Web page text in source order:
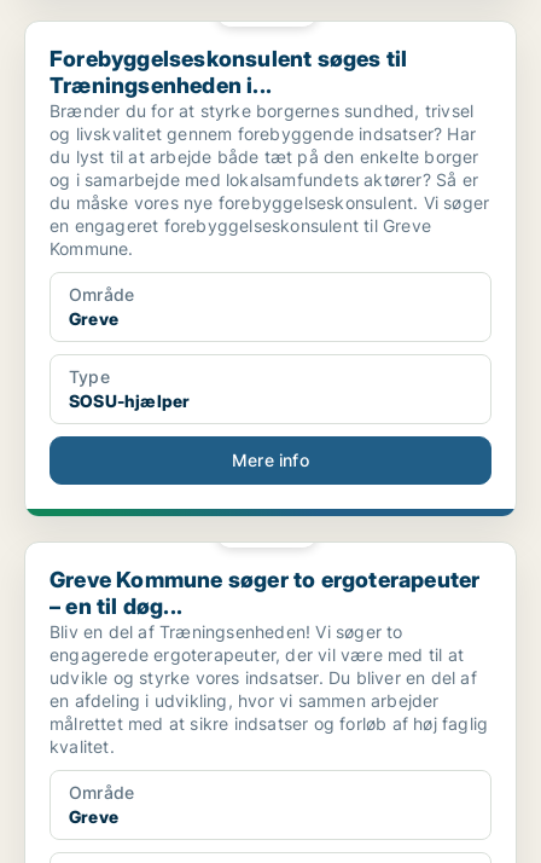
Forebyggelseskonsulent søges til Træningsenheden i...
Forebyggelseskonsulent søges til
Træningsenheden i...
Brænder du for at styrke borgernes sundhed, trivsel
og livskvalitet gennem forebyggende indsatser? Har
du lyst til at arbejde både tæt på den enkelte borger
og i samarbejde med lokalsamfundets aktører? Så er
du måske vores nye forebyggelseskonsulent. Vi søger
en engageret forebyggelseskonsulent til Greve
Kommune.
Område
Greve
Type
SOSU-hjælper
Mere info
Greve Kommune søger to ergoterapeuter – en til døg...
Greve Kommune søger to ergoterapeuter
– en til døg...
Bliv en del af Træningsenheden! Vi søger to
engagerede ergoterapeuter, der vil være med til at
udvikle og styrke vores indsatser. Du bliver en del af
en afdeling i udvikling, hvor vi sammen arbejder
målrettet med at sikre indsatser og forløb af høj faglig
kvalitet.
Område
Greve